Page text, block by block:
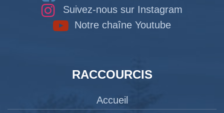
Suivez-nous sur Instagram
Notre chaîne Youtube
RACCOURCIS
Accueil